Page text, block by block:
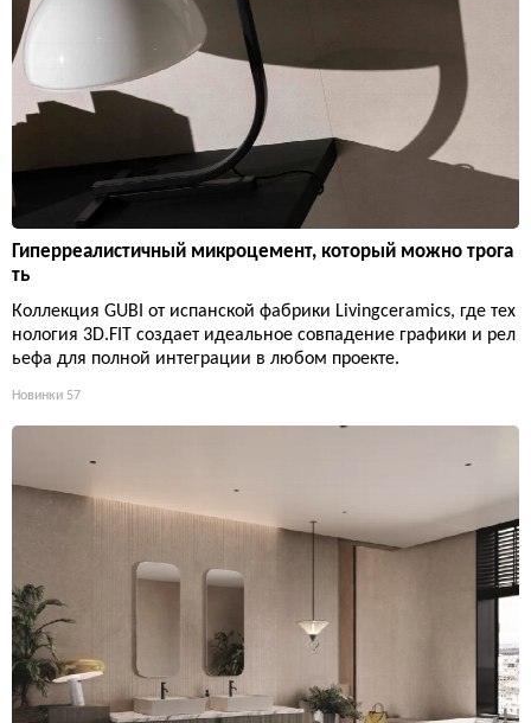
Гиперреалистичный микроцемент, который можно трога
ть
Коллекция GUBI от испанской фабрики Livingceramics, где тех
нология 3D.FIT создает идеальное совпадение графики и рел
ьефа для полной интеграции в любом проекте.
Новинки 57